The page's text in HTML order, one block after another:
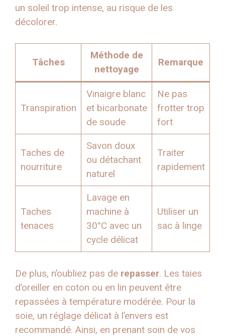
un soleil trop intense, au risque de les
décolorer.
Tâches
Méthode de
nettoyage
Remarque
Transpiration
Vinaigre blanc
et bicarbonate
de soude
Ne pas
frotter trop
fort
Taches de
nourriture
Savon doux
ou détachant
naturel
Traiter
rapidement
Taches
tenaces
Lavage en
machine à
30°C avec un
cycle délicat
Utiliser un
sac à linge
De plus, n’oubliez pas de repasser. Les taies
d’oreiller en coton ou en lin peuvent être
repassées à température modérée. Pour la
soie, un réglage délicat à l’envers est
recommandé. Ainsi, en prenant soin de vos